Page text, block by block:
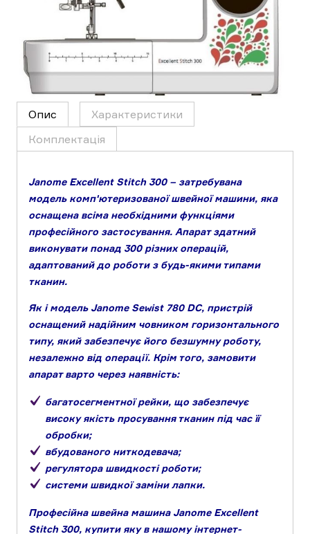
Опис
Характеристики
Комплектація
Janome Excellent Stitch 300 – затребувана
модель комп'ютеризованої швейної машини, яка
оснащена всіма необхідними функціями
професійного застосування. Апарат здатний
виконувати понад 300 різних операцій,
адаптований до роботи з будь-якими типами
тканин.
Як і модель Janome Sewist 780 DC, пристрій
оснащений надійним човником горизонтального
типу, який забезпечує його безшумну роботу,
незалежно від операції. Крім того, замовити
апарат варто через наявність:
багатосегментної рейки, що забезпечує
високу якість просування тканин під час її
обробки;
вбудованого ниткодевача;
регулятора швидкості роботи;
системи швидкої заміни лапки.
Професійна швейна машина Janome Excellent
Stitch 300, купити яку в нашому інтернет-